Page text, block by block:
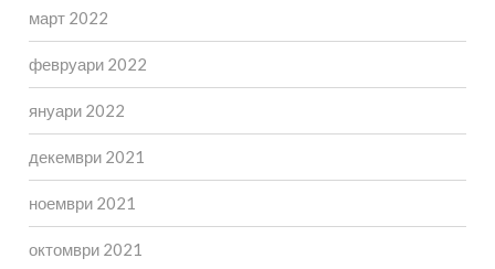
март 2022
февруари 2022
януари 2022
декември 2021
ноември 2021
октомври 2021